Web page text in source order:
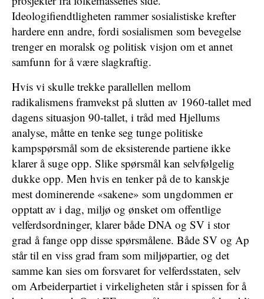
Ideologifiendtligheten rammer sosialistiske krefter
hardere enn andre, fordi sosialismen som bevegelse
trenger en moralsk og politisk visjon om et annet
samfunn for å være slagkraftig.
Hvis vi skulle trekke parallellen mellom
radikalismens framvekst på slutten av 1960-tallet med
dagens situasjon 90-tallet, i tråd med Hjellums
analyse, måtte en tenke seg tunge politiske
kampspørsmål som de eksisterende partiene ikke
klarer å suge opp. Slike spørsmål kan selvfølgelig
dukke opp. Men hvis en tenker på de to kanskje
mest dominerende «sakene» som ungdommen er
opptatt av i dag, miljø og ønsket om offentlige
velferdsordninger, klarer både DNA og SV i stor
grad å fange opp disse spørsmålene. Både SV og Ap
står til en viss grad fram som miljøpartier, og det
samme kan sies om forsvaret for velferdsstaten, selv
om Arbeiderpartiet i virkeligheten står i spissen for å